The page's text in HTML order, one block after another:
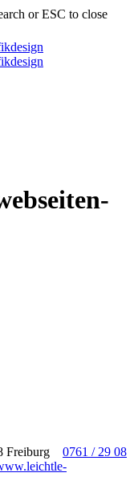
or ESC to close
Freiburg
0761 / 29 08